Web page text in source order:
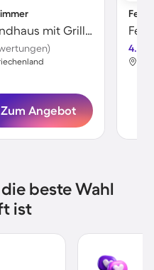
Familienfreundliches Landhaus mit Grill, Garten und Terrasse | Bergblick | Neben dem Strand | Ideal für Homeoffice | Hunde erlaubt
Zum Angebot
4.8
beste Wahl
ist